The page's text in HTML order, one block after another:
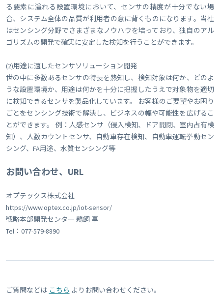
る要素に溢れる設置環境において、センサの精度が十分でない場
合、システム全体の品質が利用者の意に背くものになります。当社
はセンシング分野でさまざまなノウハウを培っており、独自のアル
ゴリズムの開発で確実に安定した検知を行うことができます。
(2)用途に適したセンサソリューション開発
世の中に多数あるセンサの特長を熟知し、検知対象は何か、どのよ
うな設置環境か、用途は何かを十分に把握したうえで対象物を適切
に検知できるセンサを製品化しています。 お客様のご要望やお困り
ごとをセンシング技術で解決し、ビジネスの幅や可能性を広げるこ
とができます。 例：人感センサ（侵入検知、ドア開閉、室内占有検
知）、人数カウントセンサ、自動車存在検知、自動車運転挙動セン
シング、FA用途、水質センシング等
お問い合わせ、URL
オプテックス株式会社
https://www.optex.co.jp/iot-sensor/
戦略本部開発センター 鵜飼 享
Tel：077-579-8890
ご質問などは こちら よりお問い合わせください。